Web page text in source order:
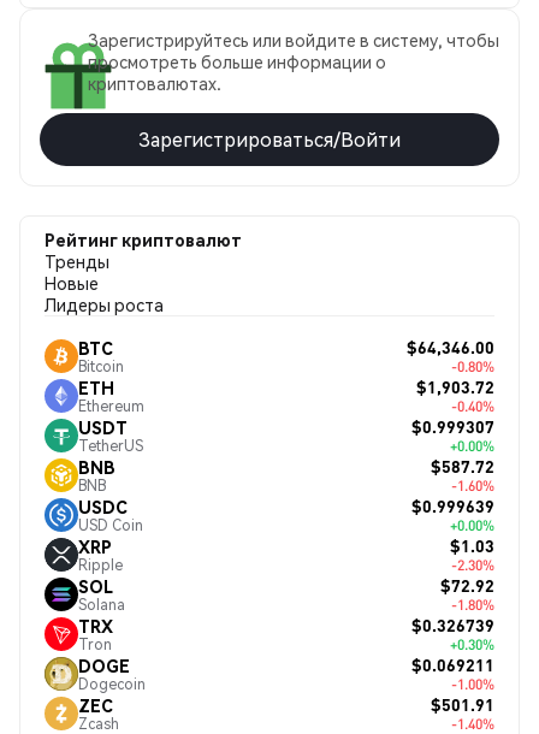
Зарегистрируйтесь или войдите в систему, чтобы
просмотреть больше информации о
криптовалютах.
Зарегистрироваться/Войти
Рейтинг криптовалют
Тренды
Новые
Лидеры роста
BTC
Bitcoin
$64,346.00
-0.80%
ETH
Ethereum
$1,903.72
-0.40%
USDT
TetherUS
$0.999307
+0.00%
BNB
BNB
$587.72
-1.60%
USDC
USD Coin
$0.999639
+0.00%
XRP
Ripple
$1.03
-2.30%
SOL
Solana
$72.92
-1.80%
TRX
Tron
$0.326739
+0.30%
DOGE
Dogecoin
$0.069211
-1.00%
ZEC
Zcash
$501.91
-1.40%